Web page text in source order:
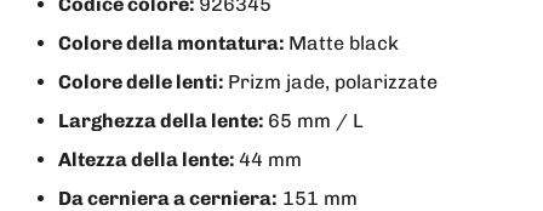
Colore della montatura: Matte black
Colore delle lenti: Prizm jade, polarizzate
Larghezza della lente: 65 mm / L
Altezza della lente: 44 mm
Da cerniera a cerniera: 151 mm